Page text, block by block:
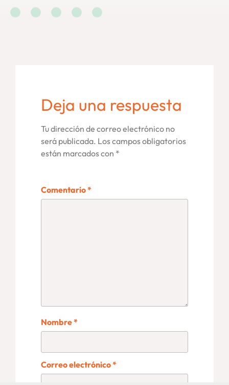
Deja una respuesta
Tu dirección de correo electrónico no
será publicada. Los campos obligatorios
están marcados con *
Comentario*
Nombre*
Correo electrónico*